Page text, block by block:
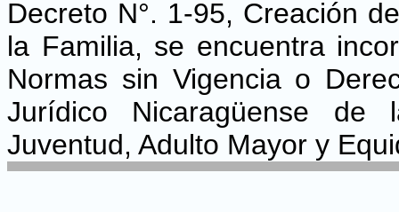
Decreto N°. 1-95, Creación
la Familia, se encuentra
Normas sin Vigencia o
Jurídico Nicaragüense de
Juventud, Adulto Mayor y